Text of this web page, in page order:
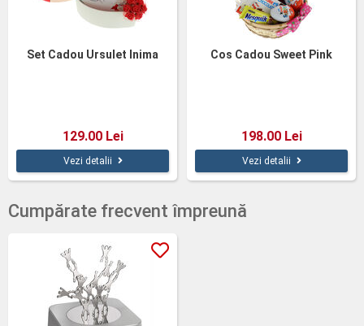
Set Cadou Ursulet Inima
129.00 Lei
Vezi detalii
Cos Cadou Sweet Pink
198.00 Lei
Vezi detalii
Cumpărate frecvent împreună